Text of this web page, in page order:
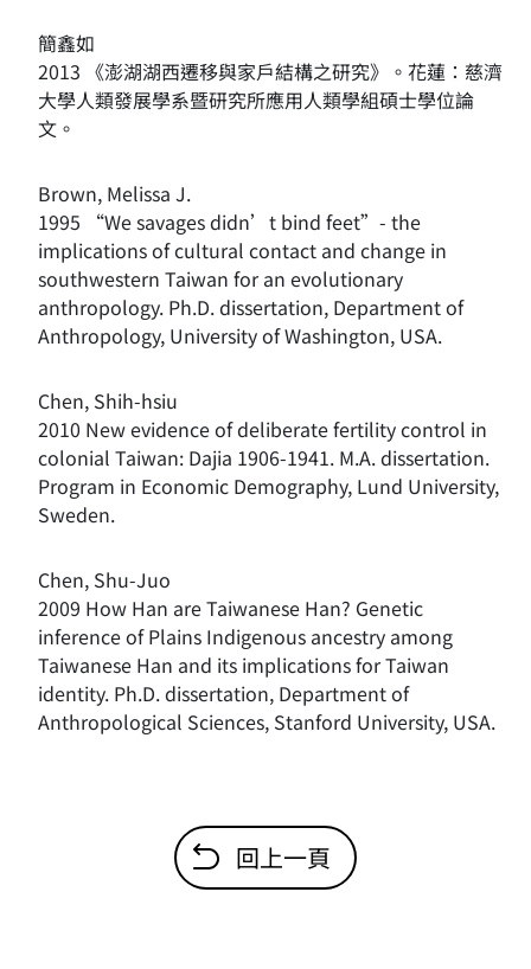
簡鑫如
2013 《澎湖湖西遷移與家戶結構之研究》。花蓮：慈濟
大學人類發展學系暨研究所應用人類學組碩士學位論
文。
Brown, Melissa J.
1995 “We savages didn’t bind feet”- the
implications of cultural contact and change in
southwestern Taiwan for an evolutionary
anthropology. Ph.D. dissertation, Department of
Anthropology, University of Washington, USA.
Chen, Shih-hsiu
2010 New evidence of deliberate fertility control in
colonial Taiwan: Dajia 1906-1941. M.A. dissertation.
Program in Economic Demography, Lund University,
Sweden.
Chen, Shu-Juo
2009 How Han are Taiwanese Han? Genetic
inference of Plains Indigenous ancestry among
Taiwanese Han and its implications for Taiwan
identity. Ph.D. dissertation, Department of
Anthropological Sciences, Stanford University, USA.
回上一頁